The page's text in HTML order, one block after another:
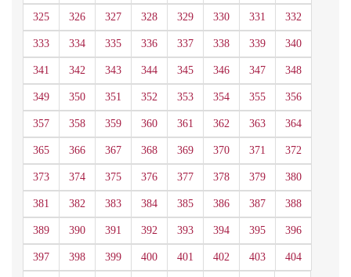
325 326 327 328 329 330 331 332
333 334 335 336 337 338 339 340
341 342 343 344 345 346 347 348
349 350 351 352 353 354 355 356
357 358 359 360 361 362 363 364
365 366 367 368 369 370 371 372
373 374 375 376 377 378 379 380
381 382 383 384 385 386 387 388
389 390 391 392 393 394 395 396
397 398 399 400 401 402 403 404